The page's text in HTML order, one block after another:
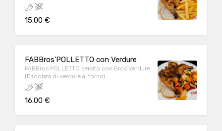
metodo Churrasco, Leggermente Piccante,
accompagnato da Patatine* fritte, Bros’Salsa
e pane* integrale tostato.
15.00 €
FABBros’POLLETTO con Verdure
FABBros’POLLETTO servito con Bros’Verdure
(Dadolata di verdure al forno).
16.00 €